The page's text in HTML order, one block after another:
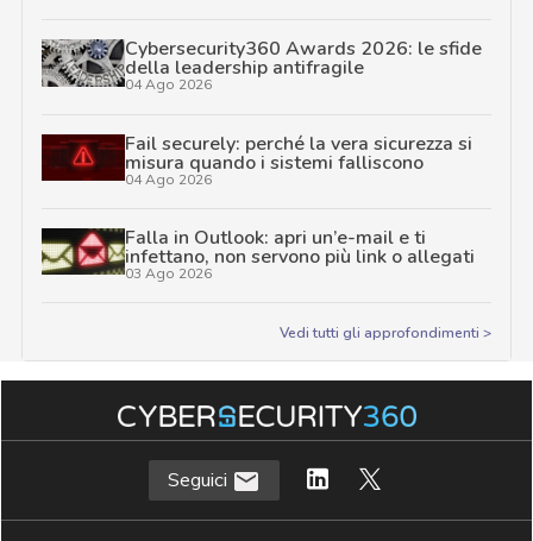
Cybersecurity360 Awards 2026: le sfide
della leadership antifragile
04 Ago 2026
Fail securely: perché la vera sicurezza si
misura quando i sistemi falliscono
04 Ago 2026
Falla in Outlook: apri un’e-mail e ti
infettano, non servono più link o allegati
03 Ago 2026
Vedi tutti gli approfondimenti >
Seguici